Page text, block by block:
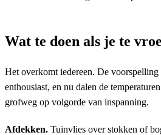
Wat te doen als je te
Het overkomt iedereen. De
enthousiast, en nu dalen de
grofweg op volgorde van inspanning.
Afdekken. Tuinvlies over stokken of